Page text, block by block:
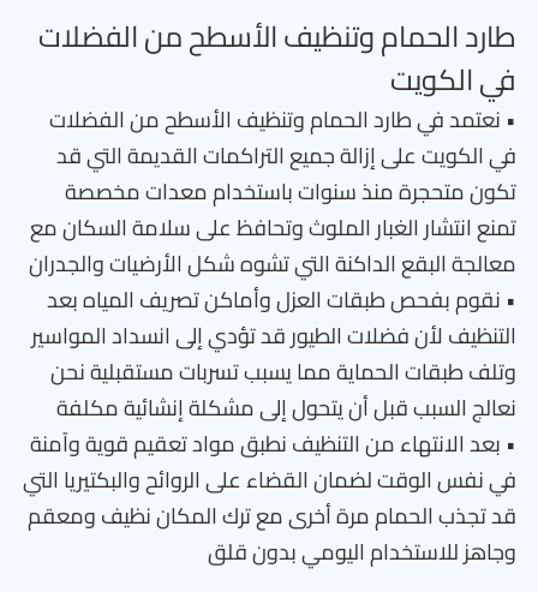
طارد الحمام وتنظيف الأسطح من الفضلات
في الكويت
• نعتمد في طارد الحمام وتنظيف الأسطح من الفضلات
في الكويت على إزالة جميع التراكمات القديمة التي قد
تكون متحجرة منذ سنوات باستخدام معدات مخصصة
تمنع انتشار الغبار الملوث وتحافظ على سلامة السكان مع
معالجة البقع الداكنة التي تشوه شكل الأرضيات والجدران
• نقوم بفحص طبقات العزل وأماكن تصريف المياه بعد
التنظيف لأن فضلات الطيور قد تؤدي إلى انسداد المواسير
وتلف طبقات الحماية مما يسبب تسربات مستقبلية نحن
نعالج السبب قبل أن يتحول إلى مشكلة إنشائية مكلفة
• بعد الانتهاء من التنظيف نطبق مواد تعقيم قوية وآمنة
في نفس الوقت لضمان القضاء على الروائح والبكتيريا التي
قد تجذب الحمام مرة أخرى مع ترك المكان نظيف ومعقم
وجاهز للاستخدام اليومي بدون قلق